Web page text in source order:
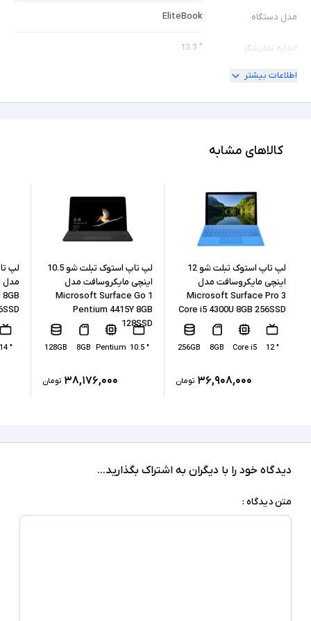
مدل دستگاه EliteBook
اندازه نمایشگر " 13.3
امکان چرخش
نسل پردازنده
16GB
حافظه داخلی 256GB
نوع حافظه داخلی SSD
پردازنده گرافیکی Intel HD Graphics 620
سیستم عامل ‎Windows 10 Pro
اطلاعات بیشتر
کالاهای مشابه
لپ تاپ استوک تبلت شو 12
اینچی مایکروسافت مدل
Microsoft Surface Pro 3
Core i5 4300U 8GB 256SSD
" 12
Core i5
8GB
256GB
۳۶,۹۰۸,۰۰۰ تومان
لپ تاپ استوک تبلت شو 10.5
اینچی مایکروسافت مدل
Microsoft Surface Go 1
Pentium 4415Y 8GB
128SSD
" 10.5
Pentium
8GB
128GB
۳۸,۱۷۶,۰۰۰ تومان
" 14
دیدگاه خود را با دیگران به اشتراک بگذارید...
متن دیدگاه :